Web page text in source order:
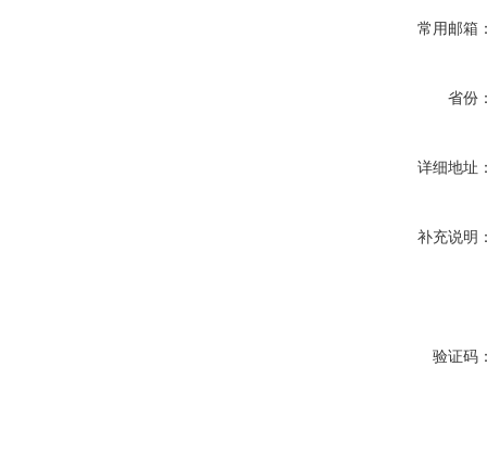
常用邮箱
省份
详细地址
补充说明
验证码